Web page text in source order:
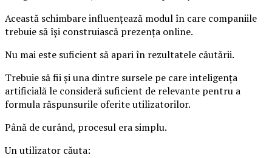
Această schimbare influențează modul în care companiile
trebuie să își construiască prezența online.
Nu mai este suficient să apari în rezultatele căutării.
Trebuie să fii și una dintre sursele pe care inteligența
artificială le consideră suficient de relevante pentru a
formula răspunsurile oferite utilizatorilor.
Până de curând, procesul era simplu.
Un utilizator căuta: